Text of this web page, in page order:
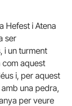
Hefest i Atena
ser
i un turment
com aquest
i, per aquest
una pedra,
per veure